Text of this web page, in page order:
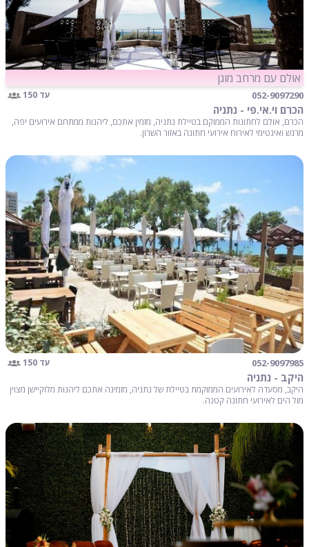
אולם עם מרחב מוגן
052-9097290 עד 150
הכרם וי.אי.פי - נתניה
הכרם, אולם לחתונות הממוקם בטיילת נתניה, מזמין אתכם, ליהנות ממתחם אירועים יפה,
מרגש ואינטימי לאירוח אירועי חתונה באזור השרון.
052-9097985 עד 150
היקב - נתניה
היקב, מסעדה לאירועים הממוקמת בטיילת של נתניה, מזמינה אתכם ליהנות מלוקיישן מצוין
מול הים לאירועי חתונה קטנה.